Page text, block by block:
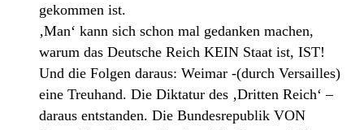
gekommen ist.
‚Man‘ kann sich schon mal gedanken machen,
warum das Deutsche Reich KEIN Staat ist, IST!
Und die Folgen daraus: Weimar -(durch Versailles)
eine Treuhand. Die Diktatur des ‚Dritten Reich‘ –
daraus entstanden. Die Bundesrepublik VON